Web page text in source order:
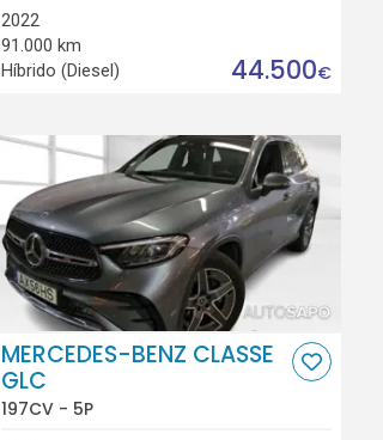
2022
91.000 km
Híbrido (Diesel)
44.500€
MERCEDES-BENZ CLASSE
GLC
197CV - 5P